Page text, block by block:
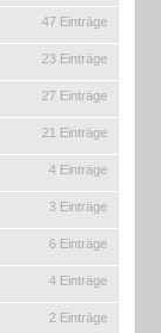
47 Einträge
23 Einträge
27 Einträge
21 Einträge
4 Einträge
3 Einträge
6 Einträge
4 Einträge
2 Einträge